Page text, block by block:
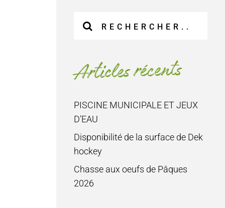
sur
:Articles récents
PISCINE MUNICIPALE ET JEUX
D’EAU
Disponibilité de la surface de Dek
hockey
Chasse aux oeufs de Pâques
2026